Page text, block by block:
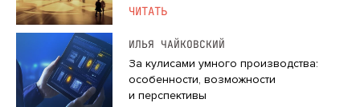
ЧИТАТЬ
ИЛЬЯ ЧАЙКОВСКИЙ
За кулисами умного производства:
особенности, возможности
и перспективы